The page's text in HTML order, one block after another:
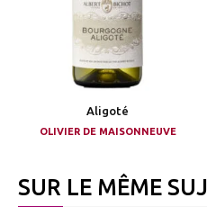
Aligoté
OLIVIER DE MAISONNEUVE
SUR LE MÊME